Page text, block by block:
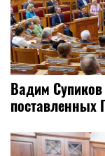
Вадим Супиков
поставленных